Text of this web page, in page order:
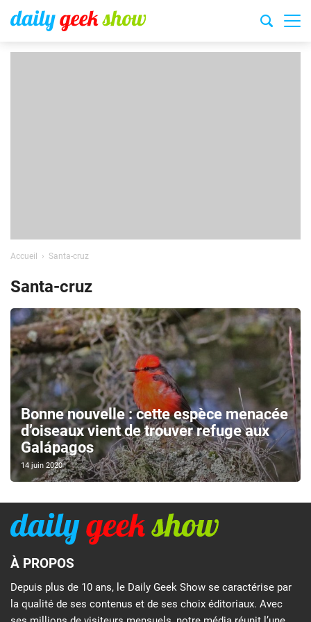
Accueil Santa-cruz
Santa-cruz
Bonne nouvelle : cette espèce menacée
d’oiseaux vient de trouver refuge aux
Galápagos
14 juin 2020
À PROPOS
Depuis plus de 10 ans, le Daily Geek Show se caractérise par
la qualité de ses contenus et de ses choix éditoriaux. Avec